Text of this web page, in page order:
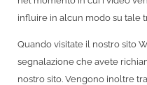
influire in alcun modo su tale
Quando visitate il nostro sito
segnalazione che avete
nostro sito. Vengono inoltre